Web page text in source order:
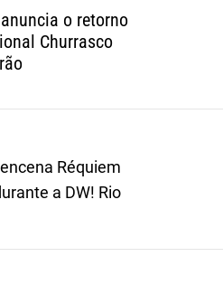
c
o
l
m
e
o retorno
Churrasco
Réquiem
a DW! Rio